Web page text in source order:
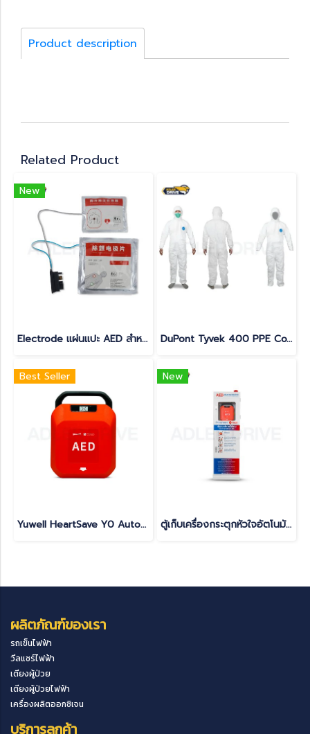
Product description
Related Product
New
Electrode แผ่นแปะ AED สำหรับ Yuwell รุ่น HeartSave Y8 และ YA8 มี Feedback sensor DuPont Tyvek 400 PPE Coverall | Protective Suit for Chemicals & Dust
Best Seller
Yuwell HeartSave Y0 Automated External Defibrillator (AED) | Semi-Automatic Defibrillator
New
ตู้เก็บเครื่องกระตุกหัวใจอัตโนมัติ AED มีสัญญาณไฟและเสียงแจ้งเตือน (แบบตั้งพื้น)
ผลิตภัณฑ์ของเรา
รถเข็นไฟฟ้า
วีลแชร์ไฟฟ้า
เตียงผู้ป่วย
เตียงผู้ป่วยไฟฟ้า
เครื่องผลิตออกซิเจน
บริการลูกค้า